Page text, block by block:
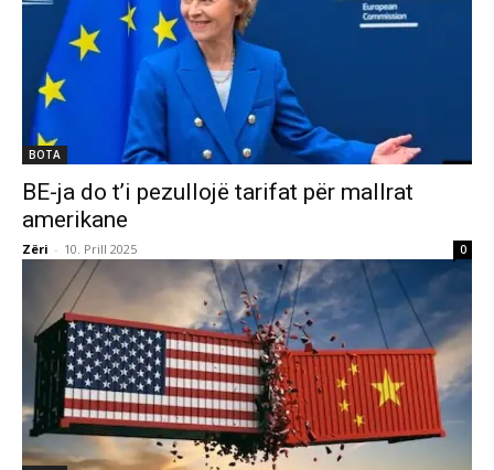
BOTA
BE-ja do t’i pezullojë tarifat për mallrat
amerikane
Zëri - 10. Prill 2025 0